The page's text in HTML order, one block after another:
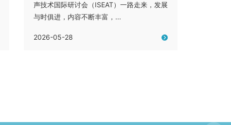
声技术国际研讨会（ISEAT）一路走来，发展
与时俱进，内容不断丰富，...
2026-05-28